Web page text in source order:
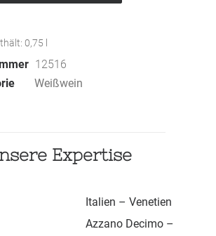
Brut
0,75
12516
Weißwein
Expertise
Italien – Venetien
Azzano Decimo –